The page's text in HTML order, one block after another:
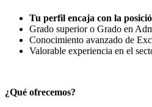
Tu perfil encaja con la
Grado superior o Grado en
Conocimiento avanzado de
Valorable experiencia en el
¿Qué ofrecemos?